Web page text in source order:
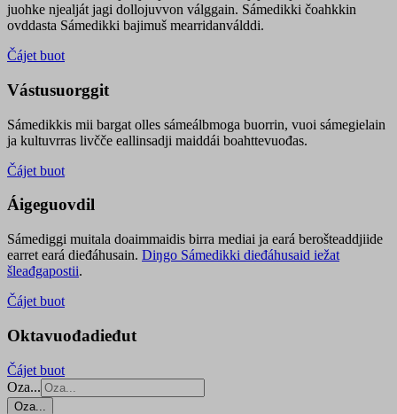
juohke njealját jagi dollojuvvon válggain. Sámedikki čoahkkin
ovddasta Sámedikki bajimuš mearridanválddi.
Čájet buot
Vástusuorggit
Sámedikkis mii bargat olles sámeálbmoga buorrin, vuoi sámegielain
ja kultuvrras livčče eallinsadji maiddái boahttevuođas.
Čájet buot
Áigeguovdil
Sámediggi muitala doaimmaidis birra mediai ja eará berošteaddjiide
earret eará dieđáhusain. Diŋgo Sámedikki dieđáhusaid iežat
šleađgapostii.
Čájet buot
Oktavuođadieđut
Čájet buot
Oza...
Oza...